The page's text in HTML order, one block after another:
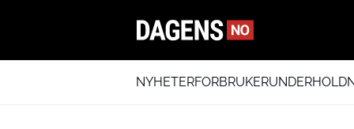
NYHETERFORBRUKER